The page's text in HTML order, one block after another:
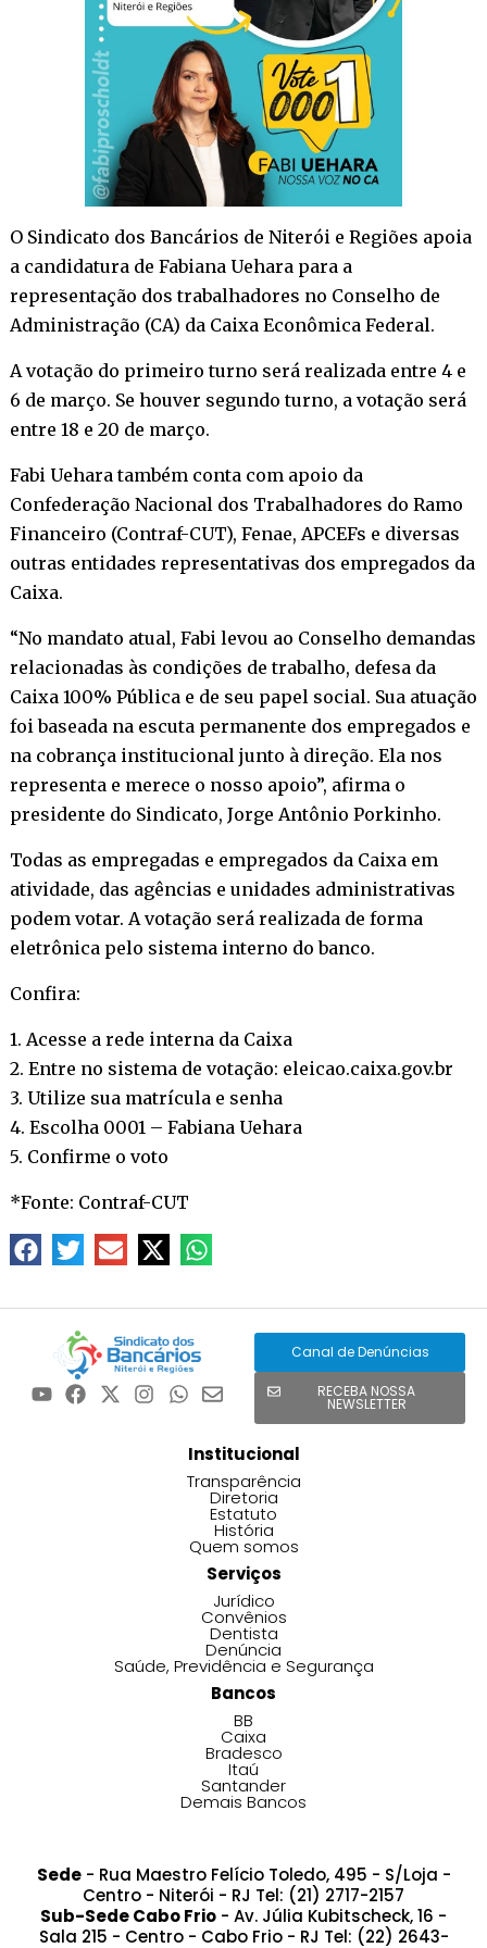
O Sindicato dos Bancários de Niterói e Regiões apoia
a candidatura de Fabiana Uehara para a
representação dos trabalhadores no Conselho de
Administração (CA) da Caixa Econômica Federal.
A votação do primeiro turno será realizada entre 4 e
6 de março. Se houver segundo turno, a votação será
entre 18 e 20 de março.
Fabi Uehara também conta com apoio da
Confederação Nacional dos Trabalhadores do Ramo
Financeiro (Contraf-CUT), Fenae, APCEFs e diversas
outras entidades representativas dos empregados da
Caixa.
“No mandato atual, Fabi levou ao Conselho demandas
relacionadas às condições de trabalho, defesa da
Caixa 100% Pública e de seu papel social. Sua atuação
foi baseada na escuta permanente dos empregados e
na cobrança institucional junto à direção. Ela nos
representa e merece o nosso apoio”, afirma o
presidente do Sindicato, Jorge Antônio Porkinho.
Todas as empregadas e empregados da Caixa em
atividade, das agências e unidades administrativas
podem votar. A votação será realizada de forma
eletrônica pelo sistema interno do banco.
Confira:
1. Acesse a rede interna da Caixa
2. Entre no sistema de votação: eleicao.caixa.gov.br
3. Utilize sua matrícula e senha
4. Escolha 0001 – Fabiana Uehara
5. Confirme o voto
*Fonte: Contraf-CUT
Canal de Denúncias
RECEBA NOSSA
NEWSLETTER
Institucional
Transparência
Diretoria
Estatuto
História
Quem somos
Serviços
Jurídico
Convênios
Dentista
Denúncia
Saúde, Previdência e Segurança
Bancos
BB
Caixa
Bradesco
Itaú
Santander
Demais Bancos
Sede- Rua Maestro Felício Toledo, 495 - S/Loja -
Centro - Niterói - RJ Tel: (21) 2717-2157
Sub-Sede Cabo Frio - Av. Júlia Kubitscheck, 16 -
Sala 215 - Centro - Cabo Frio - RJ Tel: (22) 2643-